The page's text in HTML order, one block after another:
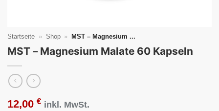
Startseite » Shop » MST – Magnesium ...
MST – Magnesium Malate 60 Kapseln
12,00 € inkl. MwSt.